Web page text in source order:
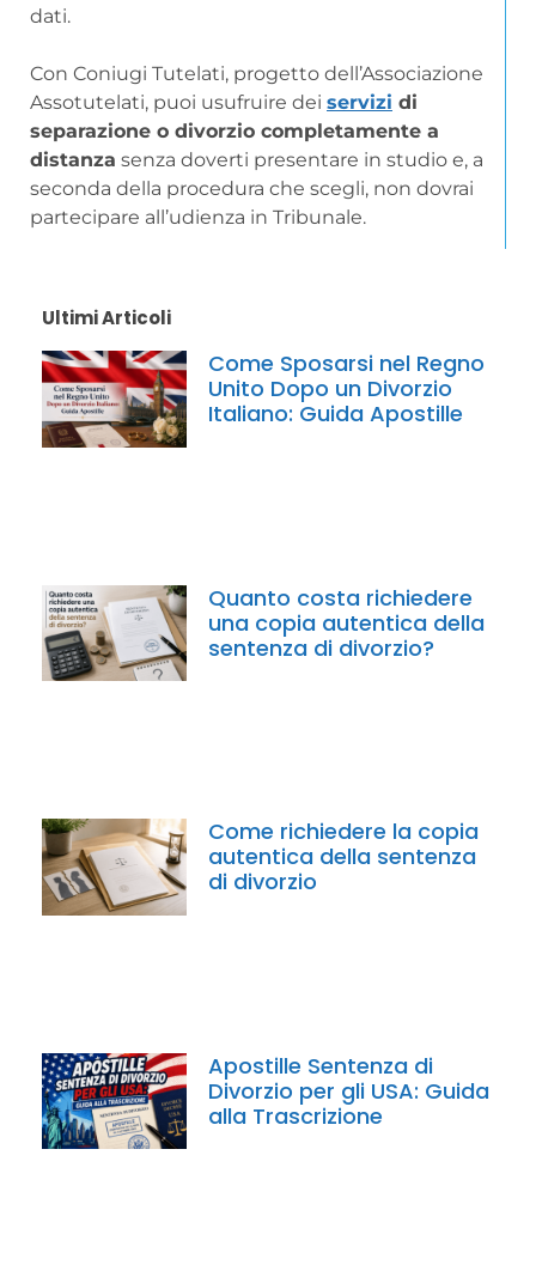
dati.
Con Coniugi Tutelati, progetto dell’Associazione
Assotutelati, puoi usufruire dei servizi di
separazione o divorzio completamente a
distanza senza doverti presentare in studio e, a
seconda della procedura che scegli, non dovrai
partecipare all’udienza in Tribunale.
Ultimi Articoli
Come Sposarsi nel Regno
Unito Dopo un Divorzio
Italiano: Guida Apostille
Quanto costa richiedere
una copia autentica della
sentenza di divorzio?
Come richiedere la copia
autentica della sentenza
di divorzio
Apostille Sentenza di
Divorzio per gli USA: Guida
alla Trascrizione